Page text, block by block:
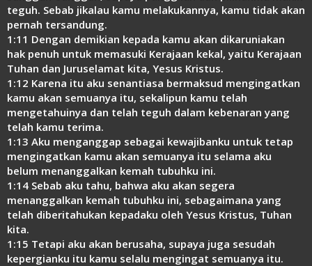
teguh. Sebab jikalau kamu melakukannya, kamu tidak akan
pernah tersandung.
1:11 Dengan demikian kepada kamu akan dikaruniakan
hak penuh untuk memasuki Kerajaan kekal, yaitu Kerajaan
Tuhan dan Juruselamat kita, Yesus Kristus.
1:12 Karena itu aku senantiasa bermaksud mengingatkan
kamu akan semuanya itu, sekalipun kamu telah
mengetahuinya dan telah teguh dalam kebenaran yang
telah kamu terima.
1:13 Aku menganggap sebagai kewajibanku untuk tetap
mengingatkan kamu akan semuanya itu selama aku
belum menanggalkan kemah tubuhku ini.
1:14 Sebab aku tahu, bahwa aku akan segera
menanggalkan kemah tubuhku ini, sebagaimana yang
telah diberitahukan kepadaku oleh Yesus Kristus, Tuhan
kita.
1:15 Tetapi aku akan berusaha, supaya juga sesudah
kepergianku itu kamu selalu mengingat semuanya itu.